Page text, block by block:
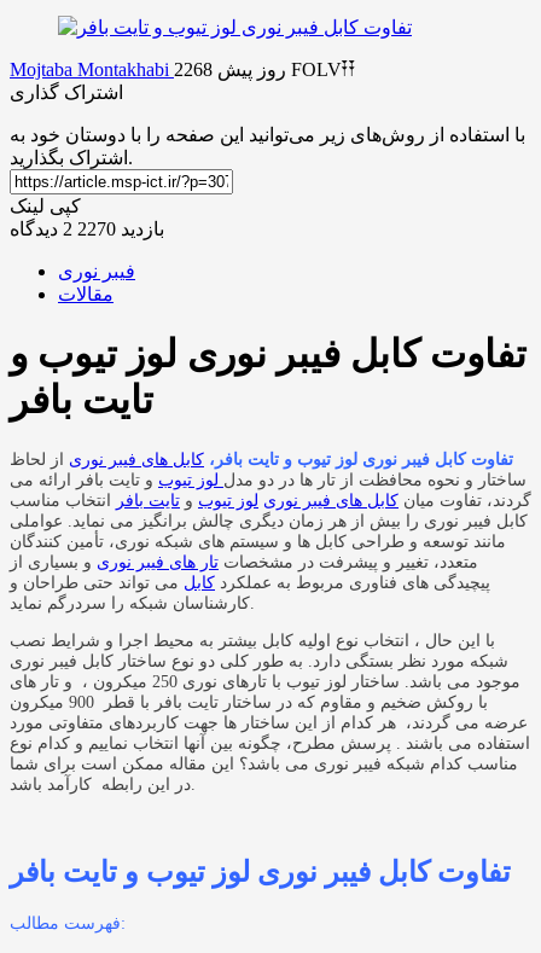
Mojtaba Montakhabi
FOLV𐏒𐏒
اشتراک گذاری
با استفاده از روش‌های زیر می‌توانید این صفحه را با دوستان خود به
اشتراک بگذارید.
کپی لینک
بازدید 2270
2 دیدگاه
فیبر نوری
مقالات
تفاوت کابل فیبر نوری لوز تیوب و
تایت بافر
تفاوت کابل فیبر نوری لوز تیوب و تایت بافر، کابل های فیبر نوری از لحاظ
ساختار و نحوه محافظت از تار ها در دو مدل لوز تیوب و تایت بافر ارائه می
گردند، تفاوت میان کابل های فیبر نوری لوز تیوب و تایت بافر
انتخاب مناسب
کابل فیبر نوری را بیش از هر زمان دیگری چالش برانگیز می نماید. عواملی
مانند توسعه و طراحی کابل ها و سیستم های شبکه نوری، تأمین کنندگان
متعدد، تغییر و پیشرفت در مشخصات تار های فیبر نوری و بسیاری از
پیچیدگی های فناوری مربوط به عملکرد کابل می تواند حتی طراحان و
با این حال ، انتخاب نوع اولیه کابل بیشتر به محیط اجرا و شرایط نصب
شبکه مورد نظر بستگی دارد. به طور کلی دو نوع ساختار کابل فیبر نوری
موجود می باشد. ساختار لوز تیوب با تارهای نوری 250 میکرون ، و تار های
با روکش ضخیم و مقاوم که در ساختار تایت بافر با قطر 900 میکرون
عرضه می گردند، هر کدام از این ساختار ها جهت کاربردهای متفاوتی مورد
استفاده می باشند . پرسش مطرح، چگونه بین آنها انتخاب نماییم و کدام نوع
مناسب کدام شبکه فیبر نوری می باشد؟ این مقاله ممکن است برای شما
تفاوت کابل فیبر نوری لوز تیوب و تایت بافر
فهرست مطالب: